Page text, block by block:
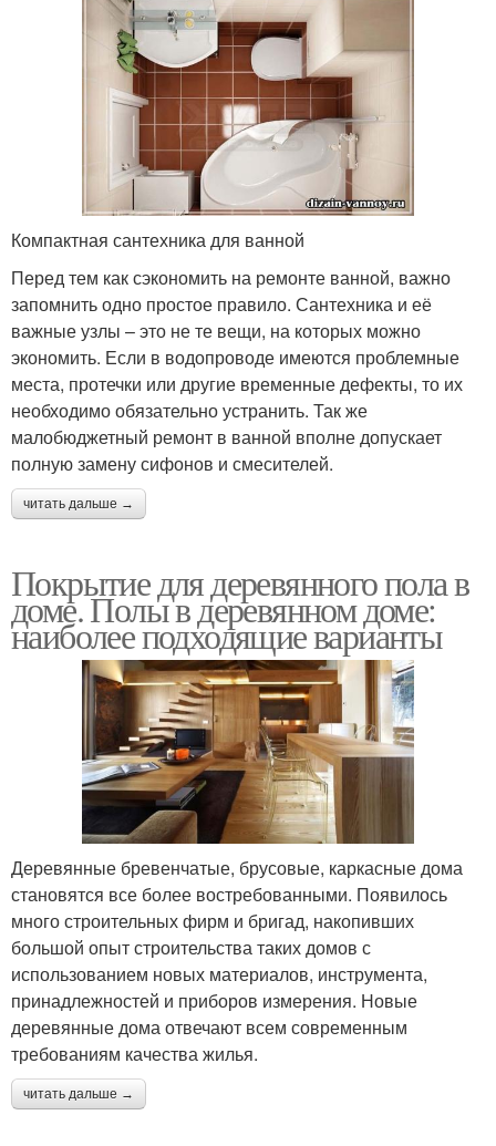
Компактная сантехника для ванной
Перед тем как сэкономить на ремонте ванной, важно
запомнить одно простое правило. Сантехника и её
важные узлы – это не те вещи, на которых можно
экономить. Если в водопроводе имеются проблемные
места, протечки или другие временные дефекты, то их
необходимо обязательно устранить. Так же
малобюджетный ремонт в ванной вполне допускает
полную замену сифонов и смесителей.
читать дальше →
Покрытие для деревянного пола в
доме. Полы в деревянном доме:
наиболее подходящие варианты
Деревянные бревенчатые, брусовые, каркасные дома
становятся все более востребованными. Появилось
много строительных фирм и бригад, накопивших
большой опыт строительства таких домов с
использованием новых материалов, инструмента,
принадлежностей и приборов измерения. Новые
деревянные дома отвечают всем современным
требованиям качества жилья.
читать дальше →